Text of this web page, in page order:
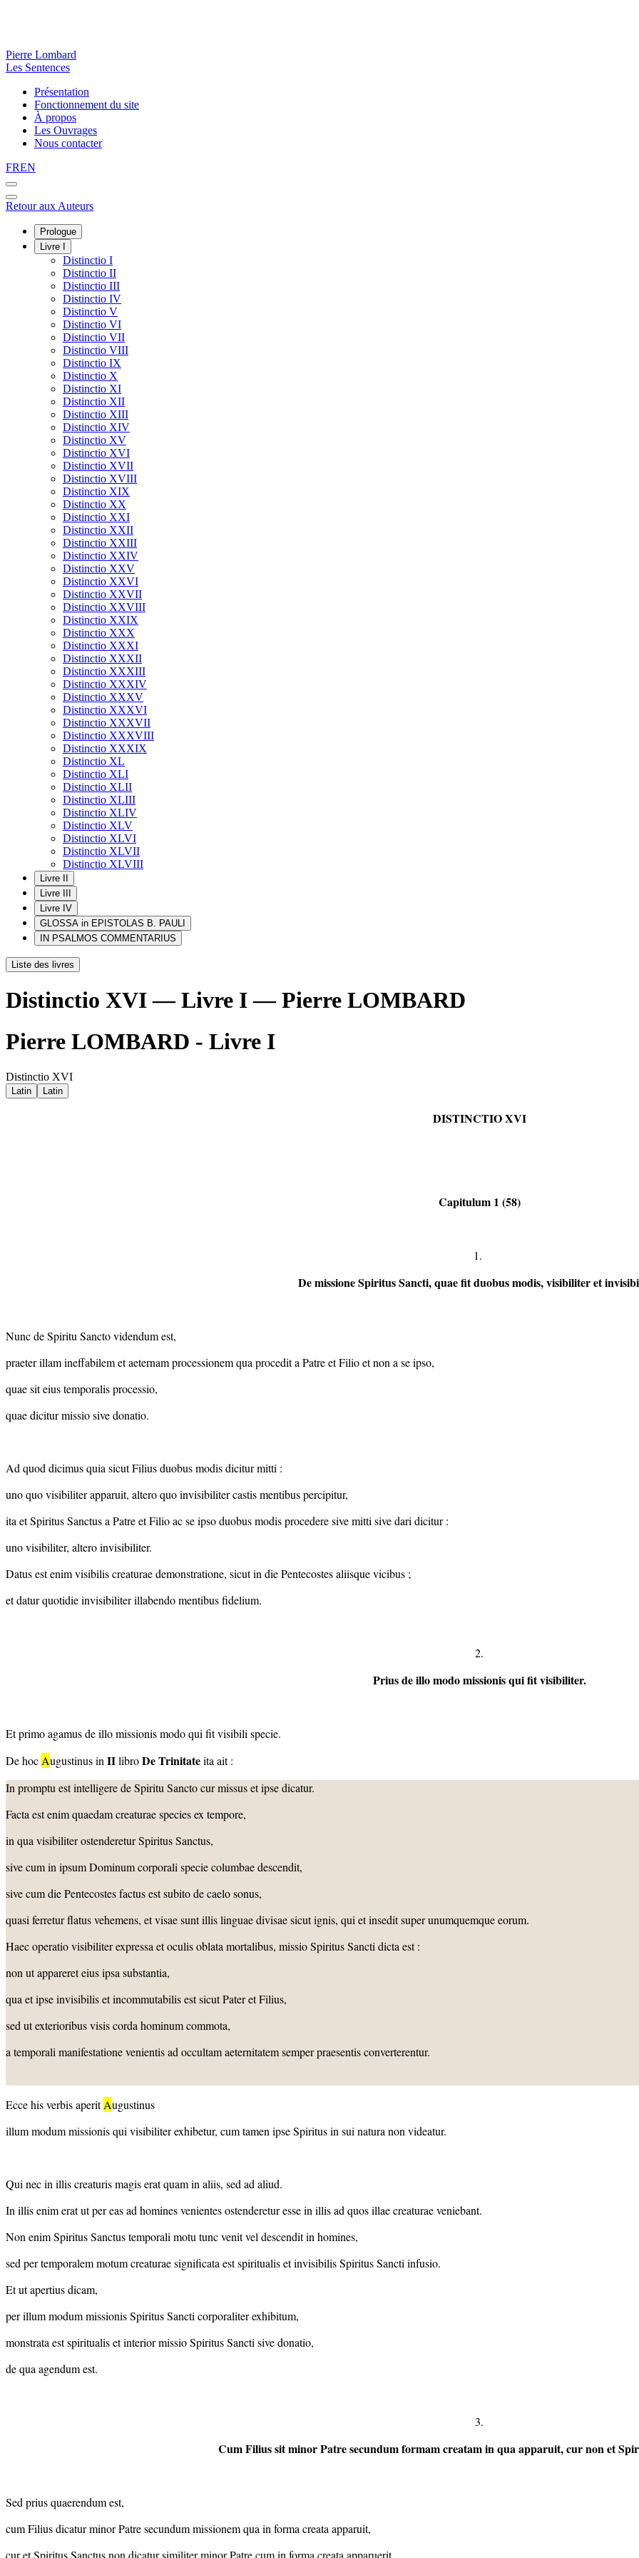
Pierre Lombard
Les Sentences
Présentation
Fonctionnement du site
À propos
Les Ouvrages
Nous contacter
FREN
Retour aux Auteurs
Prologue
Livre I
Distinctio I
Distinctio II
Distinctio III
Distinctio IV
Distinctio V
Distinctio VI
Distinctio VII
Distinctio VIII
Distinctio IX
Distinctio X
Distinctio XI
Distinctio XII
Distinctio XIII
Distinctio XIV
Distinctio XV
Distinctio XVI
Distinctio XVII
Distinctio XVIII
Distinctio XIX
Distinctio XX
Distinctio XXI
Distinctio XXII
Distinctio XXIII
Distinctio XXIV
Distinctio XXV
Distinctio XXVI
Distinctio XXVII
Distinctio XXVIII
Distinctio XXIX
Distinctio XXX
Distinctio XXXI
Distinctio XXXII
Distinctio XXXIII
Distinctio XXXIV
Distinctio XXXV
Distinctio XXXVI
Distinctio XXXVII
Distinctio XXXVIII
Distinctio XXXIX
Distinctio XL
Distinctio XLI
Distinctio XLII
Distinctio XLIII
Distinctio XLIV
Distinctio XLV
Distinctio XLVI
Distinctio XLVII
Distinctio XLVIII
Livre II
Livre III
Livre IV
GLOSSA in EPISTOLAS B. PAULI
IN PSALMOS COMMENTARIUS
Liste des livres
Distinctio XVI — Livre I — Pierre LOMBARD
Pierre LOMBARD - Livre I
Distinctio XVI
Latin Latin
DISTINCTIO XVI
Capitulum 1 (58)
1.
De missione Spiritus Sancti, quae fit duobus modis, visibiliter et
Nunc de Spiritu Sancto videndum est,
praeter illam ineffabilem et aeternam processionem qua procedit a Patre et Filio et non a se ipso,
quae sit eius temporalis processio,
quae dicitur missio sive donatio.
Ad quod dicimus quia sicut Filius duobus modis dicitur mitti :
uno quo visibiliter apparuit, altero quo invisibiliter castis mentibus percipitur,
ita et Spiritus Sanctus a Patre et Filio ac se ipso duobus modis procedere sive mitti sive dari dicitur :
uno visibiliter, altero invisibiliter.
Datus est enim visibilis creaturae demonstratione, sicut in die Pentecostes aliisque vicibus ;
et datur quotidie invisibiliter illabendo mentibus fidelium.
2.
Prius de illo modo missionis qui fit visibiliter.
Et primo agamus de illo missionis modo qui fit visibili specie.
De hoc Augustinus in IIlibroDe Trinitateita ait :
In promptu est intelligere de Spiritu Sancto cur missus et ipse dicatur.
Facta est enim quaedam creaturae species ex tempore,
in qua visibiliter ostenderetur Spiritus Sanctus,
sive cum in ipsum Dominum corporali specie columbae descendit,
sive cum die Pentecostes factus est subito de caelo sonus,
quasi ferretur flatus vehemens, et visae sunt illis linguae divisae sicut ignis, qui et insedit super unumquemque eorum.
Haec operatio visibiliter expressa et oculis oblata mortalibus, missio Spiritus Sancti dicta est :
non ut appareret eius ipsa substantia,
qua et ipse invisibilis et incommutabilis est sicut Pater et Filius,
sed ut exterioribus visis corda hominum commota,
a temporali manifestatione venientis ad occultam aeternitatem semper praesentis converterentur.
Ecce his verbis aperitAugustinus
illum modum missionis qui visibiliter exhibetur, cum tamen ipse Spiritus in sui natura non videatur.
Qui nec in illis creaturis magis erat quam in aliis, sed ad aliud.
In illis enim erat ut per eas ad homines venientes ostenderetur esse in illis ad quos illae creaturae veniebant.
Non enim Spiritus Sanctus temporali motu tunc venit vel descendit in homines,
sed per temporalem motum creaturae significata est spiritualis et invisibilis Spiritus Sancti infusio.
Et ut apertius dicam,
per illum modum missionis Spiritus Sancti corporaliter exhibitum,
monstrata est spiritualis et interior missio Spiritus Sancti sive donatio,
de qua agendum est.
3.
Cum Filius sit minor Patre secundum formam creatam in qua apparuit, cur non et
Sed prius quaerendum est,
cum Filius dicatur minor Patre secundum missionem qua in forma creata apparuit,
cur et Spiritus Sanctus non dicatur similiter minor Patre cum in forma creata apparuerit.